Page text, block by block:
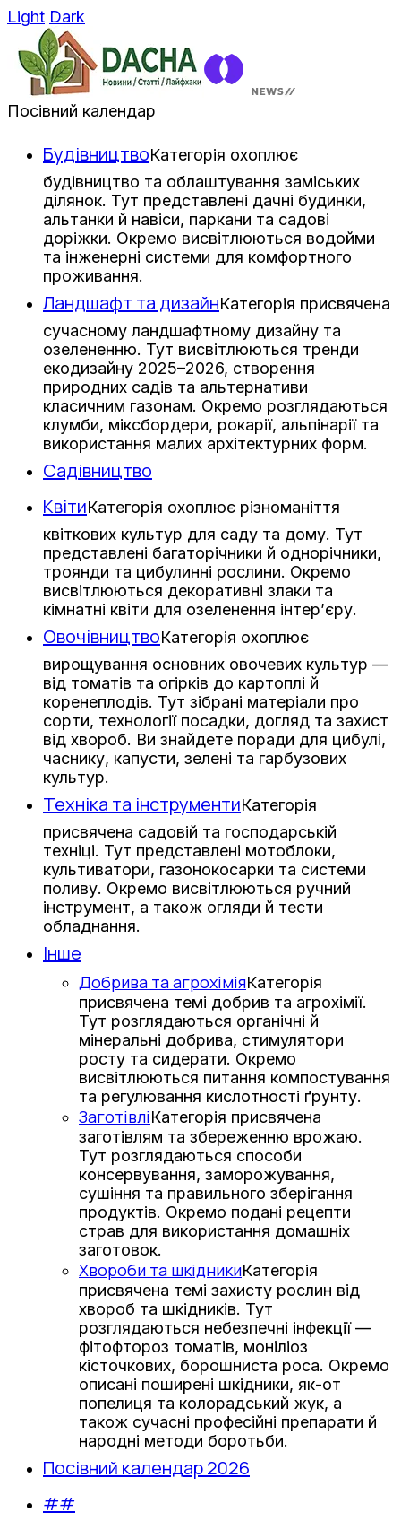
Light Dark
Посівний календар
БудівництвоКатегорія охоплює
будівництво та облаштування заміських
ділянок. Тут представлені дачні будинки,
альтанки й навіси, паркани та садові
доріжки. Окремо висвітлюються водойми
та інженерні системи для комфортного
проживання.
Ландшафт та дизайнКатегорія присвячена
сучасному ландшафтному дизайну та
озелененню. Тут висвітлюються тренди
екодизайну 2025–2026, створення
природних садів та альтернативи
класичним газонам. Окремо розглядаються
клумби, міксбордери, рокарії, альпінарії та
використання малих архітектурних форм.
Садівництво
КвітиКатегорія охоплює різноманіття
квіткових культур для саду та дому. Тут
представлені багаторічники й однорічники,
троянди та цибулинні рослини. Окремо
висвітлюються декоративні злаки та
кімнатні квіти для озеленення інтер’єру.
ОвочівництвоКатегорія охоплює
вирощування основних овочевих культур —
від томатів та огірків до картоплі й
коренеплодів. Тут зібрані матеріали про
сорти, технології посадки, догляд та захист
від хвороб. Ви знайдете поради для цибулі,
часнику, капусти, зелені та гарбузових
культур.
Техніка та інструментиКатегорія
присвячена садовій та господарській
техніці. Тут представлені мотоблоки,
культиватори, газонокосарки та системи
поливу. Окремо висвітлюються ручний
інструмент, а також огляди й тести
обладнання.
Інше
Добрива та агрохіміяКатегорія
присвячена темі добрив та агрохімії.
Тут розглядаються органічні й
мінеральні добрива, стимулятори
росту та сидерати. Окремо
висвітлюються питання компостування
та регулювання кислотності ґрунту.
ЗаготівліКатегорія присвячена
заготівлям та збереженню врожаю.
Тут розглядаються способи
консервування, заморожування,
сушіння та правильного зберігання
продуктів. Окремо подані рецепти
страв для використання домашніх
заготовок.
Хвороби та шкідникиКатегорія
присвячена темі захисту рослин від
хвороб та шкідників. Тут
розглядаються небезпечні інфекції —
фітофтороз томатів, моніліоз
кісточкових, борошниста роса. Окремо
описані поширені шкідники, як-от
попелиця та колорадський жук, а
також сучасні професійні препарати й
народні методи боротьби.
Посівний календар 2026
##